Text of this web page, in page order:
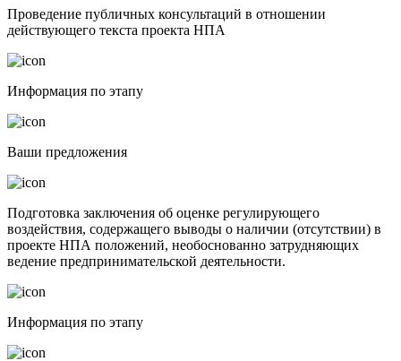
Проведение публичных консультаций в отношении
действующего текста проекта НПА
Информация по этапу
Ваши предложения
Подготовка заключения об оценке регулирующего
воздействия, содержащего выводы о наличии (отсутствии) в
проекте НПА положений, необоснованно затрудняющих
ведение предпринимательской деятельности.
Информация по этапу